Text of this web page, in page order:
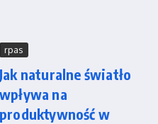
rpas
Jak naturalne światło
wpływa na
produktywność w